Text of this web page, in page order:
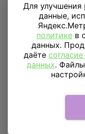
Ходячий шар My
Pony Пинки
2 350₽
В КОРЗИНУ
Для
данные,
политикев
данных.
даёте
данных.